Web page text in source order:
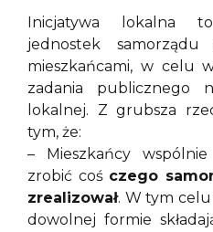
Inicjatywa lokalna
jednostek
mieszkańcami, w celu
zadania publicznego
lokalnej. Z grubsza
tym, że:
– Mieszkańcy
zrobić coś czego
zrealizował. W tym
dowolnej formie